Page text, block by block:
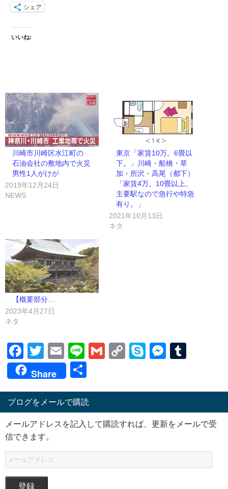
シェア
いいね:
川崎市川崎区水江町の
石油会社の敷地内で火災
男性1人がけが
2019年12月24日
NEWS
東京「家賃10万。6畳以
下。」川崎・船橋・草
加・所沢・高尾（都下）
「家賃4万。10畳以上。
主要駅なので急行や特急
有り。」
2021年10月13日
ネタ
【概要部分…
2023年4月27日
ネタ
Facebook
Twitter
EmailLineGmailCopySkype
Share
ブログをメールで購読
メールアドレスを記入して購読すれば、更新をメールで受
信できます。
登録